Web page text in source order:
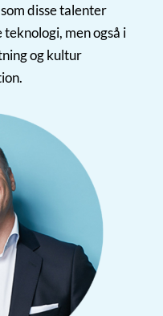
disse talenter
men også i
og kultur